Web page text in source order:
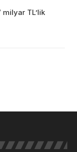
milyar TL’lik